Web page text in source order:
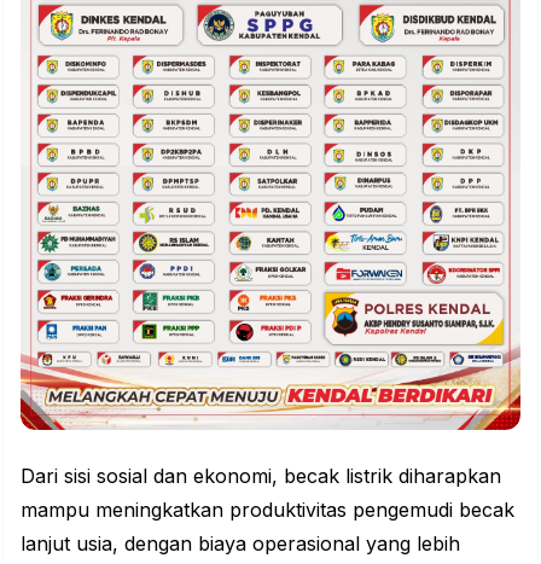
Dari sisi sosial dan ekonomi, becak listrik diharapkan
mampu meningkatkan produktivitas pengemudi becak
lanjut usia, dengan biaya operasional yang lebih